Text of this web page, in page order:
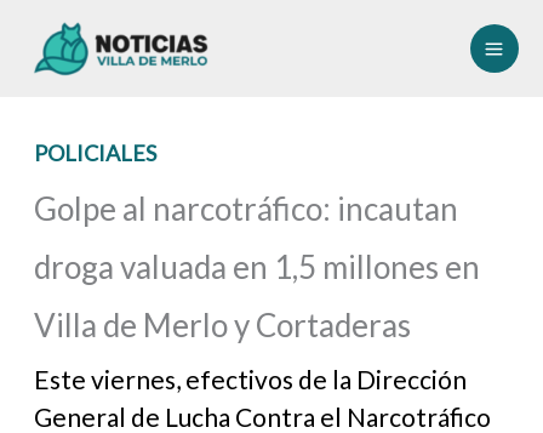
POLICIALES
Golpe al narcotráfico: incautan
droga valuada en 1,5 millones en
Villa de Merlo y Cortaderas
Este viernes, efectivos de la Dirección
General de Lucha Contra el Narcotráfico